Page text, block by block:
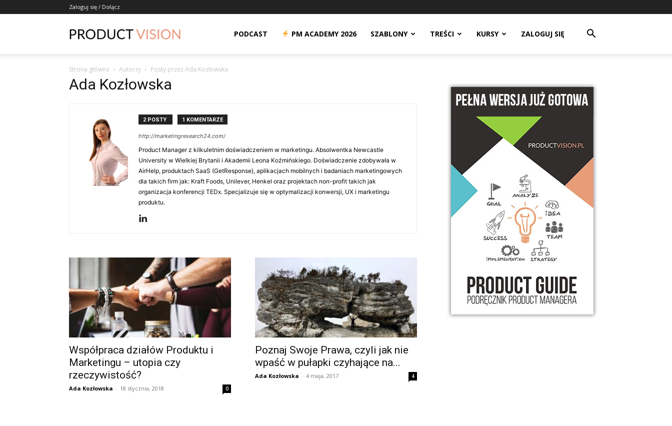
Zaloguj się / Dołącz
PODCAST PM ACADEMY 2026 SZABLONY TREŚCI KURSY ZALOGUJ SIĘ
Strona główna Autorzy Posty przez Ada Kozłowska
Ada Kozłowska
2 POSTY 1 KOMENTARZE
http://marketingresearch24.com/
Product Manager z kilkuletnim doświadczeniem w marketingu. Absolwentka Newcastle
University w Wielkiej Brytanii i Akademii Leona Koźmińskiego. Doświadczenie zdobywała w
AirHelp, produktach SaaS (GetResponse), aplikacjach mobilnych i badaniach marketingowych
dla takich firm jak: Kraft Foods, Unilever, Henkel oraz projektach non-profit takich jak
organizacja konferencji TEDx. Specjalizuje się w optymalizacji konwersji, UX i marketingu
produktu.
Współpraca działów Produktu i
Marketingu – utopia czy
rzeczywistość?
Ada Kozłowska - 18 stycznia, 2018 0
Poznaj Swoje Prawa, czyli jak nie
wpaść w pułapki czyhające na...
Ada Kozłowska - 4 maja, 2017 4